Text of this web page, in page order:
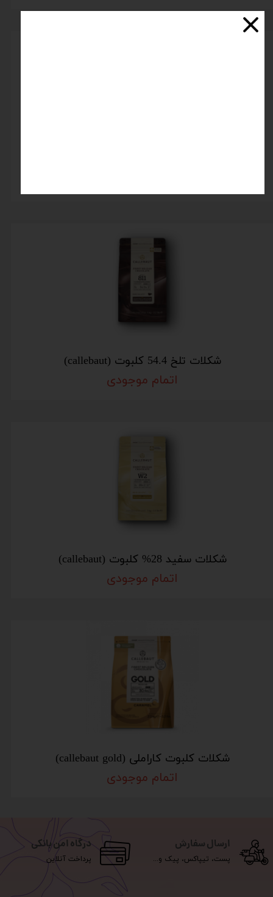
شکلات تلخ 54.4 کلبوت (callebaut)
اتمام موجودی
شکلات سفید 28% کلبوت (callebaut)
اتمام موجودی
شکلات کلبوت کاراملی (callebaut gold)
اتمام موجودی
ارسال سفارش
پست، تیپاکس، پیک و...
درگاه امن بانکی
پرداخت آنلاین